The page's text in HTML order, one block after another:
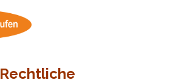
Rechtliche